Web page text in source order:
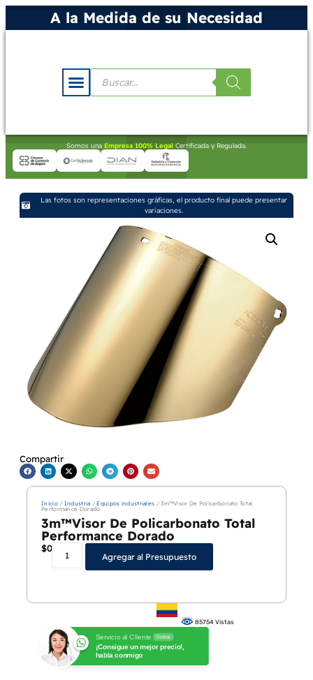
A la Medida de su Necesidad
Somos una Empresa 100% Legal Certificada y Regulada.
Las fotos son representaciones gráficas, el producto final puede presentar
variaciones.
Compartir
Inicio/ Industria /Equipos industriales / 3m™Visor De Policarbonato Total
Performance Dorado
3m™Visor De Policarbonato Total
Performance Dorado
$0
Agregar al Presupuesto
Servicio al Cliente Online
¡Consigue un mejor precio!,
habla conmigo
85754 Vistas